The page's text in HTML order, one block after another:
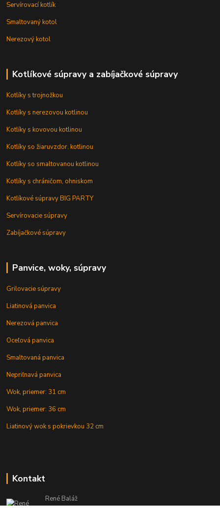
Servírovací kotlík
Smaltovaný kotol
Nerezový kotol
Kotlíkové súpravy a zabíjačkové súpravy
Kotlíky s trojnožkou
Kotlíky s nerezovou kotlinou
Kotlíky s kovovou kotlinou
Kotlíky so žiaruvzdor. kotlinou
Kotlíky so smaltovanou kotlinou
Kotlíky s chráničom, ohniskom
Kotlíkové súpravy BIG PARTY
Servírovacie súpravy
Zabíjačkové súpravy
Panvice, woky, súpravy
Grilovacie súpravy
Liatinová panvica
Nerezová panvica
Oceľová panvica
Smaltovaná panvica
Nepriľnavá panvica
Wok, priemer: 31 cm
Wok, priemer: 36 cm
Liatinový wok s pokrievkou 32 cm
Kontakt
René Baláž